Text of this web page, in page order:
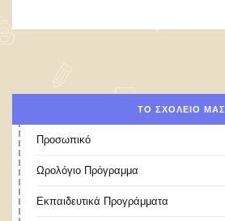
ΤΟ ΣΧΟΛΕΊΟ ΜΑΣ
Προσωπικό
Ωρολόγιο Πρόγραμμα
Εκπαιδευτικά Προγράμματα